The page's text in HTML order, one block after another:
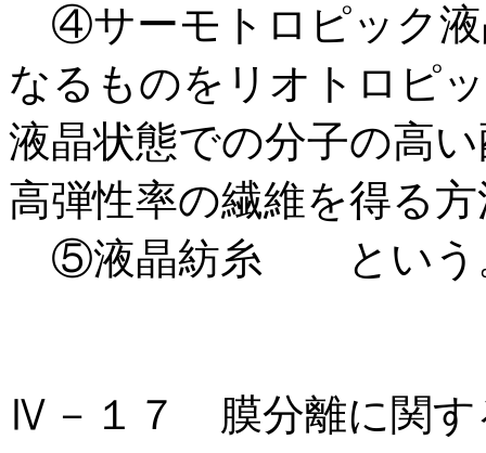
④サーモトロピック
なるものをリオトロピ
液晶状態での分子の高
高弾性率の繊維を得る
⑤液晶紡糸 という
Ⅳ－１７ 膜分離に関す